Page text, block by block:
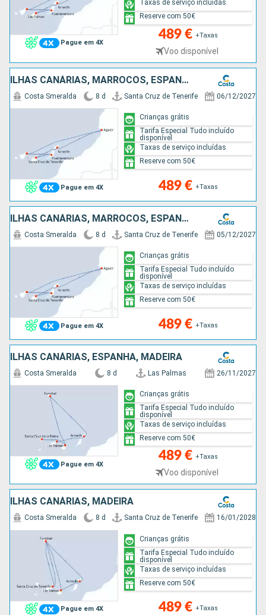
Pague em 4X
489 € +Taxas
Voo disponível
Taxas de serviço incluídas
Reserve com 50€
ILHAS CANÁRIAS, MARROCOS, ESPANHA
Pague em 4X
Costa Smeralda 8 d Santa Cruz de Tenerife 06/12/2027
489 € +Taxas
Crianças grátis
Tarifa Especial Tudo incluído
disponível
Taxas de serviço incluídas
Reserve com 50€
ILHAS CANÁRIAS, MARROCOS, ESPANHA
Pague em 4X
Costa Smeralda 8 d Santa Cruz de Tenerife 05/12/2027
489 € +Taxas
Crianças grátis
Tarifa Especial Tudo incluído
disponível
Taxas de serviço incluídas
Reserve com 50€
ILHAS CANÁRIAS, ESPANHA, MADEIRA
Pague em 4X
Costa Smeralda 8 d Las Palmas 26/11/2027
489 € +Taxas
Voo disponível
Crianças grátis
Tarifa Especial Tudo incluído
disponível
Taxas de serviço incluídas
Reserve com 50€
ILHAS CANÁRIAS, MADEIRA
Pague em 4X
Costa Smeralda 8 d Santa Cruz de Tenerife 16/01/2028
489 € +Taxas
Crianças grátis
Tarifa Especial Tudo incluído
disponível
Taxas de serviço incluídas
Reserve com 50€